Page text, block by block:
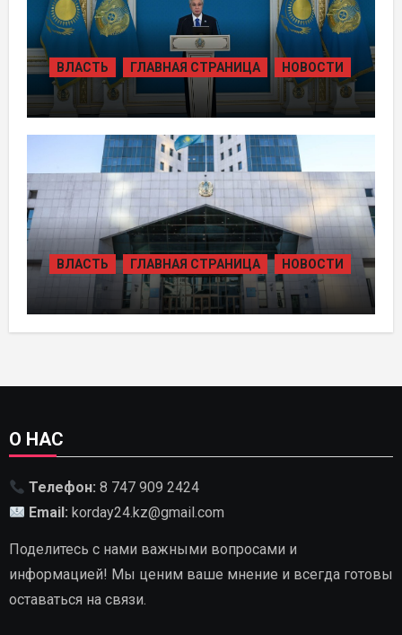
ВЛАСТЬ ГЛАВНАЯ СТРАНИЦА НОВОСТИ
ТОКАЕВ ДАЛ СТАРТ
СТРОИТЕЛЬСТВУ НЕСКОЛЬКИХ
КРУПНЫХ АВТОМОБИЛЬНЫХ ДОРОГ
ВЛАСТЬ ГЛАВНАЯ СТРАНИЦА НОВОСТИ
В КАЗАХСТАНЕ УТВЕРЖДЕН ПЛАН
РАЗВИТИЯ ГИДРОЭНЕРГЕТИКИ ДО
О НАС
Телефон: 8 747 909 2424
Email: korday24.kz@gmail.com
Поделитесь с нами важными вопросами и
информацией! Мы ценим ваше мнение и всегда готовы
оставаться на связи.